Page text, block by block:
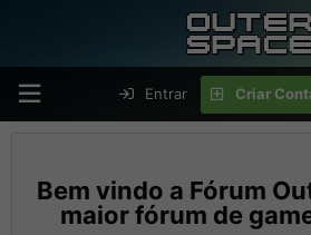
Entrar Criar
Fórum
maior fórum de